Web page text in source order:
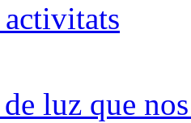
de luz que